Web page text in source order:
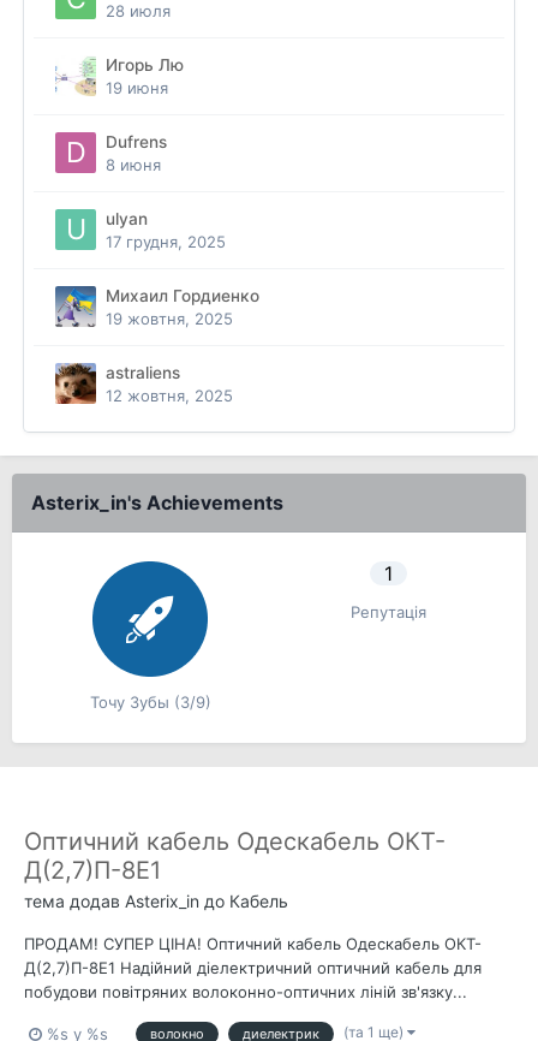
28 июля
Игорь Лю
19 июня
Dufrens
8 июня
ulyan
17 грудня, 2025
Михаил Гордиенко
19 жовтня, 2025
astraliens
12 жовтня, 2025
Asterix_in's Achievements
Точу Зубы (3/9)
1
Репутація
Оптичний кабель Одескабель ОКТ-
Д(2,7)П-8Е1
тема додав Asterix_in до Кабель
ПРОДАМ! СУПЕР ЦІНА! Оптичний кабель Одескабель ОКТ-
Д(2,7)П-8Е1 Надійний діелектричний оптичний кабель для
побудови повітряних волоконно-оптичних ліній зв'язку...
%s у %s волокно диелектрик (та 1 ще)